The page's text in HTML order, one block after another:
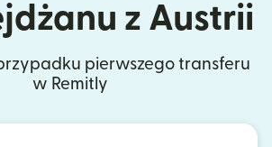
z Austrii
pierwszego transferu
w Remitly